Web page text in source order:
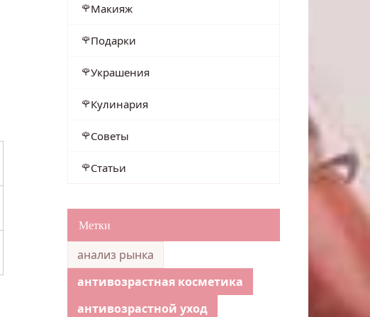
Макияж
Подарки
Украшения
Кулинария
Советы
Статьи
Метки
анализ рынка
антивозрастная косметика
антивозрастной уход